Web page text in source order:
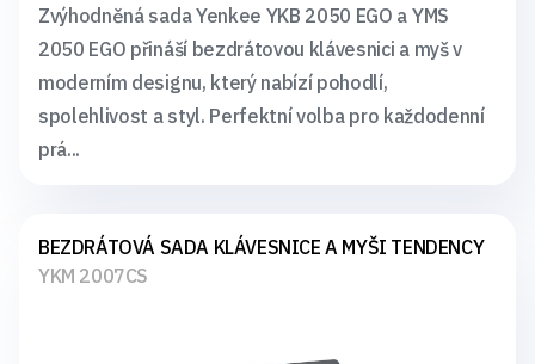
Zvýhodněná sada Yenkee YKB 2050 EGO a YMS
2050 EGO přináší bezdrátovou klávesnici a myš v
moderním designu, který nabízí pohodlí,
spolehlivost a styl. Perfektní volba pro každodenní
prá...
BEZDRÁTOVÁ SADA KLÁVESNICE A MYŠI TENDENCY
YKM 2007CS